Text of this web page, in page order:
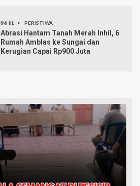
INHIL PERISTIWA
Abrasi Hantam Tanah Merah Inhil, 6
Rumah Amblas ke Sungai dan
Kerugian Capai Rp900 Juta